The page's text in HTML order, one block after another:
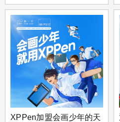
到插画师，数位板都让他们的
创作变得更加便捷与高效。那
数位板到底是用来做什么的？
下面就具体了解吧！
XPPen加盟会画少年的天